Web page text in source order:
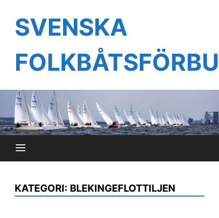
innehållSVENSKA
KATEGORI: BLEKINGEFLOTTILJEN